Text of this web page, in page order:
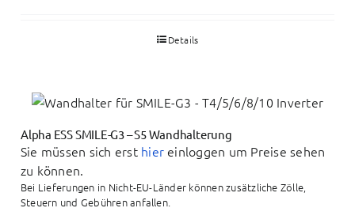
Details
Alpha ESS SMILE-G3 – S5 Wandhalterung
Sie müssen sich erst hier einloggen um Preise sehen
zu können.
Bei Lieferungen in Nicht-EU-Länder können zusätzliche Zölle,
Steuern und Gebühren anfallen.